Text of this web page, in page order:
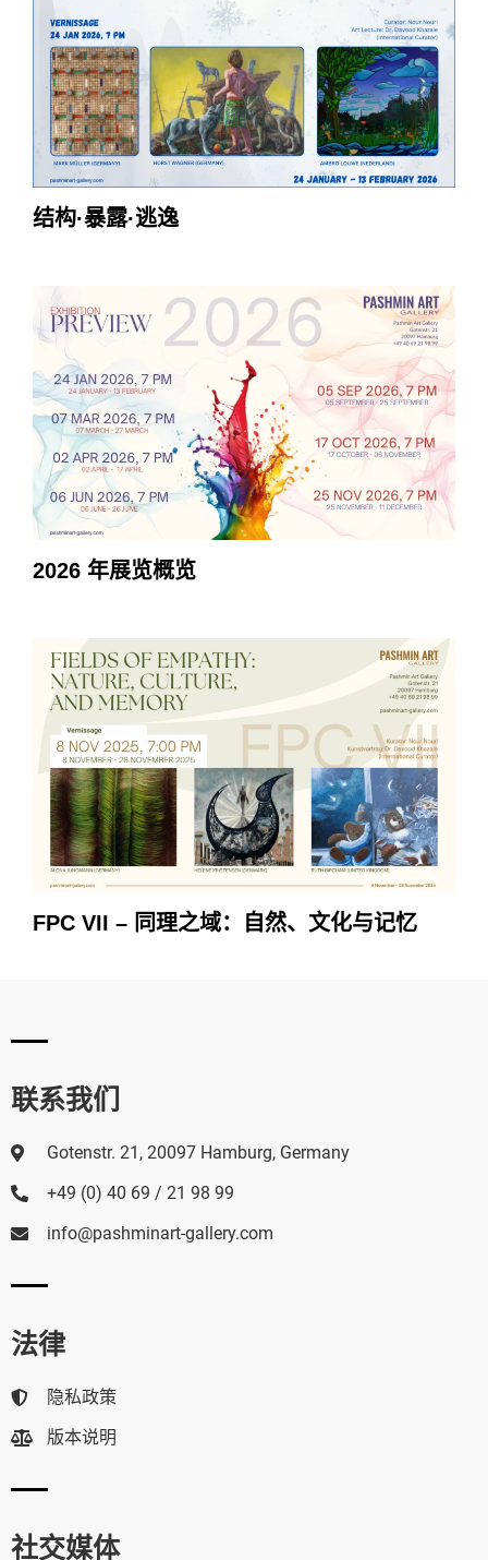
结构·暴露·逃逸
2026 年展览概览
FPC VII – 同理之域：自然、文化与记忆
联系我们
Gotenstr. 21, 20097 Hamburg, Germany
+49 (0) 40 69 / 21 98 99
info@pashminart-gallery.com
法律
隐私政策
版本说明
社交媒体